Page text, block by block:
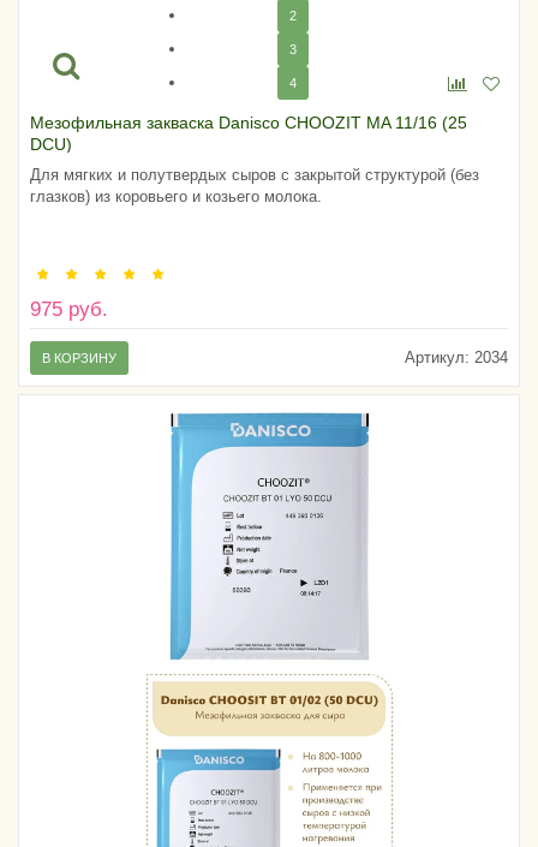
2
3
4
Мезофильная закваска Danisco CHOOZIT MA 11/16 (25
DCU)
Для мягких и полутвердых сыров с закрытой структурой (без
глазков) из коровьего и козьего молока.
975 руб.
Артикул: 2034
В КОРЗИНУ